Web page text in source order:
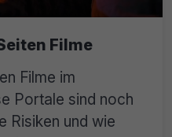
Filme
Filme im
Portale sind noch
Risiken und wie